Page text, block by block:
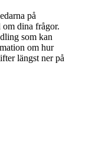
på
om dina frågor.
som kan
om hur
längst ner på